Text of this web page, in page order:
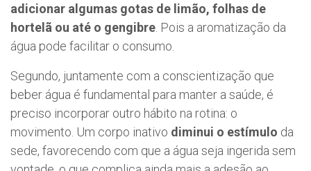
adicionar algumas gotas de limão, folhas de
hortelã ou até o gengibre . Pois a aromatização da
água pode facilitar o consumo.
Segundo, juntamente com a conscientização que
beber água é fundamental para manter a saúde, é
preciso incorporar outro hábito na rotina: o
movimento. Um corpo inativo diminui o estímulo da
sede, favorecendo com que a água seja ingerida sem